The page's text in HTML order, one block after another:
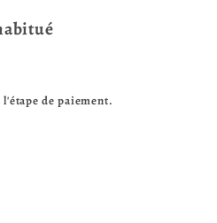
l'étape de paiement.